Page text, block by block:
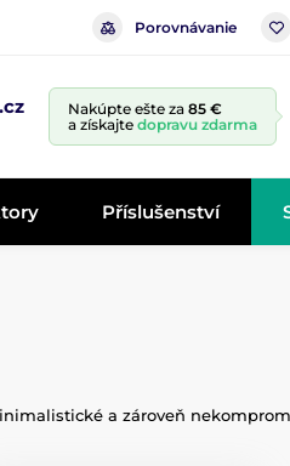
Porovnávanie
Nakúpte ešte za 85 €
a získajte dopravu zdarma
Příslušenství
a zároveň